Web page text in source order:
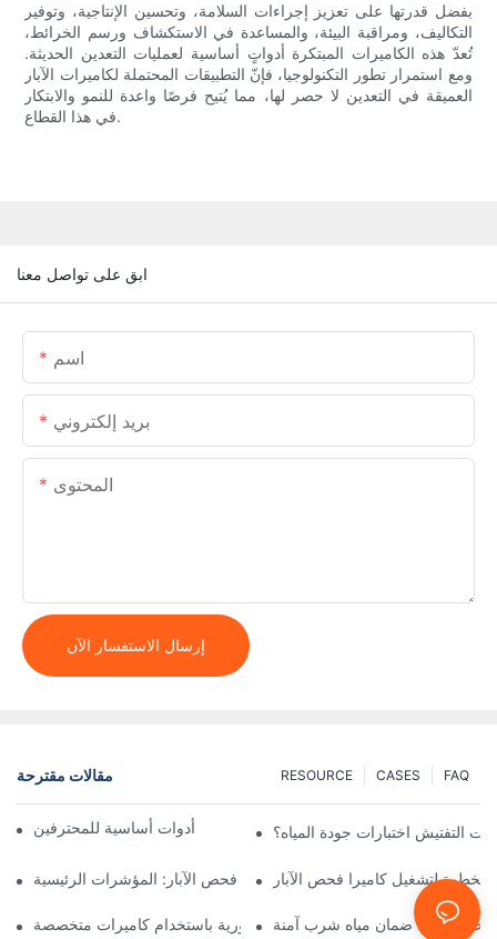
بفضل قدرتها على تعزيز إجراءات السلامة، وتحسين الإنتاجية، وتوفير
التكاليف، ومراقبة البيئة، والمساعدة في الاستكشاف ورسم الخرائط،
تُعدّ هذه الكاميرات المبتكرة أدواتٍ أساسية لعمليات التعدين الحديثة.
ومع استمرار تطور التكنولوجيا، فإنّ التطبيقات المحتملة لكاميرات الآبار
العميقة في التعدين لا حصر لها، مما يُتيح فرصًا واعدة للنمو والابتكار
في هذا القطاع.
ابق على تواصل معنا
اسم
بريد إلكتروني
المحتوى
إرسال الاستفسار الآن
مقالات مقترحة FAQ
CASES
RESOURCE
كاميرات التفتيش المحمولة: أدوات أساسية للمحترفينالتفتيش اختبارات جودة المياه؟
متى تستخدم كاميرا فحص الآبار: المؤشرات الرئيسيةبخطوة لتشغيل كاميرا فحص الآبار
أهمية عمليات فحص الآبار الدورية باستخدام كاميرات متخصصة
فحص الآبار: ضمان مياه شرب آمنة